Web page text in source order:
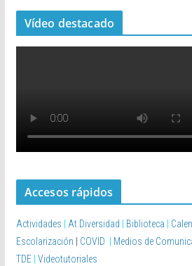
Vídeo destacado
Accesos rápidos
Actividades At.Diversidad Biblioteca
Escolarización
COVID Medios de
TDE Videotutoriales